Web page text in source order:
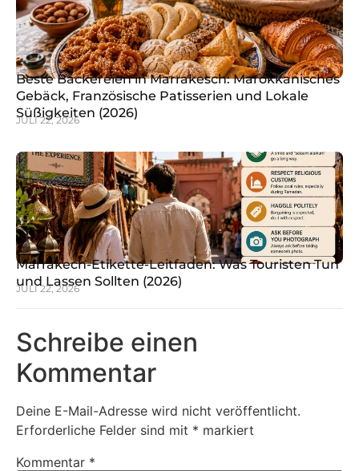
Beste Bäckereien in Marrakesch: Marokkanisches
Gebäck, Französische Patisserien und Lokale
Süßigkeiten (2026)
JULI 22, 2026
Marrakech-Etikette-Leitfaden: Was Touristen Tun
und Lassen Sollten (2026)
JULI 22, 2026
Schreibe einen
Kommentar
Deine E-Mail-Adresse wird nicht veröffentlicht.
Erforderliche Felder sind mit * markiert
Kommentar *